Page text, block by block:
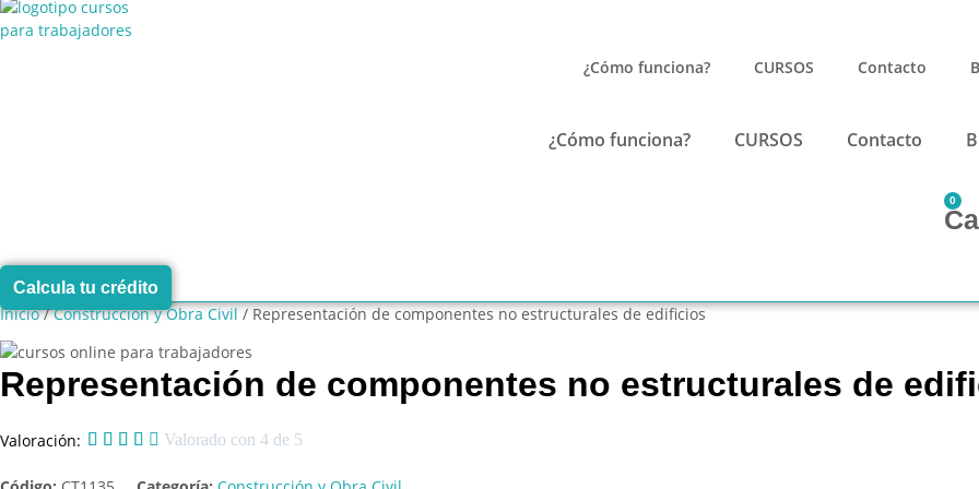
Ir
al
¿Cómo funciona? CURSOS Contacto
¿Cómo funciona? CURSOS Contacto
0
Calcula tu crédito
Inicio/Construcción y Obra Civil/ Representación de componentes no estructurales de edificios
Representación de componentes no estructurales de
Valoración:      Valorado con 4 de 5